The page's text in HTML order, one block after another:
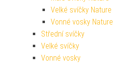
Velké svíčky Nature
Vonné vosky Nature
Střední svíčky
Velké svíčky
Vonné vosky